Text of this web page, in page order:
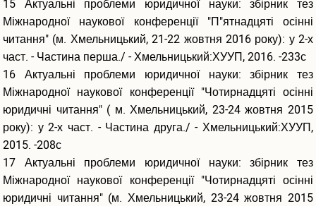
15 Актуальні проблеми юридичної науки: збірник тез
Міжнародної наукової конференції "П"ятнадцяті осінні
читання" (м. Хмельницький, 21-22 жовтня 2016 року): у 2-х
част. - Частина перша./ - Хмельницький:ХУУП, 2016. -233с
16 Актуальні проблеми юридичної науки: збірник тез
Міжнародної наукової конференції "Чотирнадцяті осінні
юридичні читання" ( м. Хмельницький, 23-24 жовтня 2015
року): у 2-х част. - Частина друга./ - Хмельницький:ХУУП,
2015. -208с
17 Актуальні проблеми юридичної науки: збірник тез
Міжнародної наукової конференції "Чотирнадцяті осінні
юридичні читання" (м. Хмельницький, 23-24 жовтня 2015